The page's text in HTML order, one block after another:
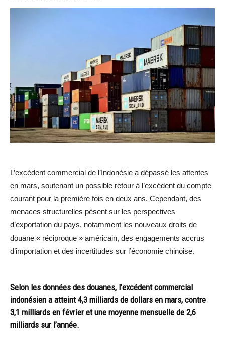
L’excédent commercial de l’Indonésie a dépassé les attentes
en mars, soutenant un possible retour à l’excédent du compte
courant pour la première fois en deux ans. Cependant, des
menaces structurelles pèsent sur les perspectives
d’exportation du pays, notamment les nouveaux droits de
douane « réciproque » américain, des engagements accrus
d’importation et des incertitudes sur l’économie chinoise.
Selon les données des douanes, l’excédent commercial
indonésien a atteint 4,3 milliards de dollars en mars, contre
3,1 milliards en février et une moyenne mensuelle de 2,6
milliards sur l’année.